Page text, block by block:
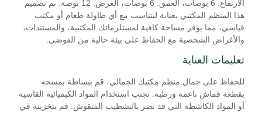
الارتفاع: 6 بوصات، العمق: 6 بوصات، العرض: 12 بوصة. تم تصميم
هذا المنظم المكتبي بعناية ليتناسب مع أي طاولة طعام أو مكتب
قياسي، مما يوفر مساحة كافية لمستلزماتك المكتبية، والمستندات،
والأغراض الشخصية مع الحفاظ على بيئة خالية من الفوضى.
تعليمات العناية
للحفاظ على جمال منظم مكتبك الجمالي، قم ببساطة بمسحه
بقطعة قماش ناعمة ورطبة. تجنب استخدام المواد الكيميائية القاسية
أو المواد الكاشطة التي قد تضر بالتشطيب المنقوش. قم بتخزينه في